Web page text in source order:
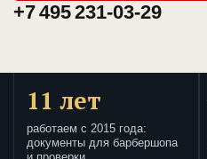
+7 495 231-03-29
11 лет
работаем с 2015 года:
документы для барбершопа